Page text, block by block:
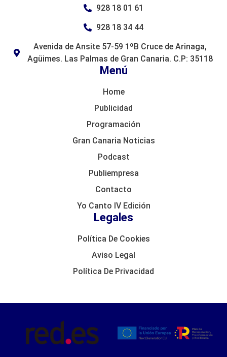
Menú
Home
Publicidad
Programación
Gran Canaria Noticias
Podcast
Publiempresa
Contacto
Yo Canto IV Edición
Legales
Política De Cookies
Aviso Legal
Política De Privacidad
928 18 01 61
928 18 34 44
Avenida de Ansite 57-59 1ºB Cruce de Arinaga,
Agüimes. Las Palmas de Gran Canaria. C.P: 35118